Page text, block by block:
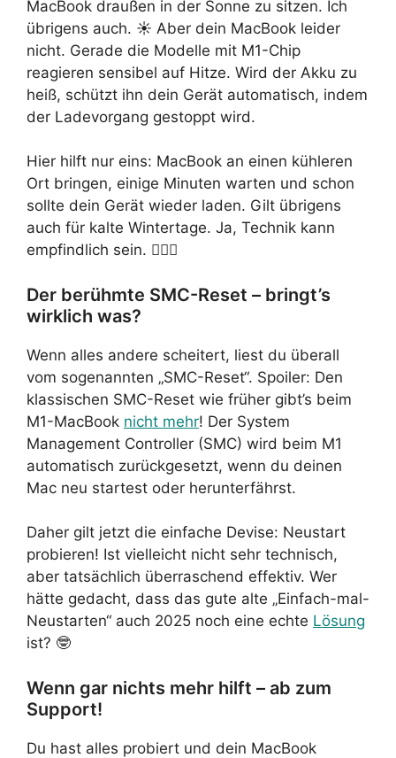
MacBook draußen in der Sonne zu sitzen. Ich
übrigens auch. ☀️ Aber dein MacBook leider
nicht. Gerade die Modelle mit M1-Chip
reagieren sensibel auf Hitze. Wird der Akku zu
heiß, schützt ihn dein Gerät automatisch, indem
der Ladevorgang gestoppt wird.
Hier hilft nur eins: MacBook an einen kühleren
Ort bringen, einige Minuten warten und schon
sollte dein Gerät wieder laden. Gilt übrigens
auch für kalte Wintertage. Ja, Technik kann
empfindlich sein. 🤷🏼‍♀️
Der berühmte SMC-Reset – bringt’s
wirklich was?
Wenn alles andere scheitert, liest du überall
vom sogenannten „SMC-Reset“. Spoiler: Den
klassischen SMC-Reset wie früher gibt’s beim
M1-MacBook nicht mehr! Der System
Management Controller (SMC) wird beim M1
automatisch zurückgesetzt, wenn du deinen
Mac neu startest oder herunterfährst.
Daher gilt jetzt die einfache Devise: Neustart
probieren! Ist vielleicht nicht sehr technisch,
aber tatsächlich überraschend effektiv. Wer
hätte gedacht, dass das gute alte „Einfach-mal-
Neustarten“ auch 2025 noch eine echte Lösung
ist? 🤓
Wenn gar nichts mehr hilft – ab zum
Support!
Du hast alles probiert und dein MacBook